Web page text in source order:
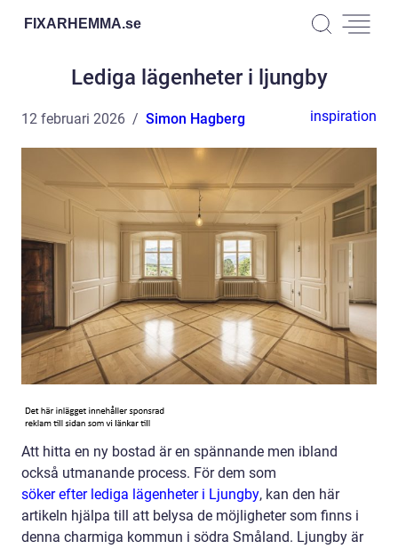
FIXARHEMMA.se
Lediga lägenheter i ljungby
12 februari 2026 Simon Hagberg inspiration
Att hitta en ny bostad är en spännande men ibland
också utmanande process. För dem som
söker efter lediga lägenheter i Ljungby, kan den här
artikeln hjälpa till att belysa de möjligheter som finns i
denna charmiga kommun i södra Småland. Ljungby är